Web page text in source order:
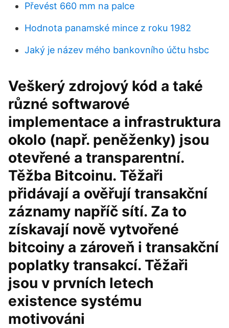
Převést 660 mm na palce
Hodnota panamské mince z roku 1982
Jaký je název mého bankovního účtu hsbc
Veškerý zdrojový kód a také
různé softwarové
implementace a infrastruktura
okolo (např. peněženky) jsou
otevřené a transparentní.
Těžba Bitcoinu. Těžaři
přidávají a ověřují transakční
záznamy napříč sítí. Za to
získavají nově vytvořené
bitcoiny a zároveň i transakční
poplatky transakcí. Těžaři
jsou v prvních letech
existence systému
motivováni